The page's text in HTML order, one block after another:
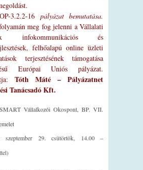
3.2.2-16 pályázat bemutatása.
meg fog jelenni a Vállalati
infokommunikációs és
felhőalapú online üzleti
terjesztésének támogatása
Európai Uniós pályázat.
Tóth Máté – Pályázatnet
Tanácsadó Kft.
Vállalkozói Okospont, BP. VII.
29. csütörtök, 14.00 –